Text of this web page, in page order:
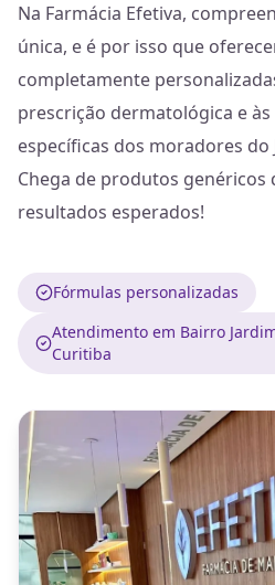
Na Farmácia Efetiva,
única, e é por isso que
completamente
prescrição dermatológica e às
específicas dos moradores do
Chega de produtos genéricos
resultados esperados!
Fórmulas personalizadas
Atendimento em Bairro
Curitiba